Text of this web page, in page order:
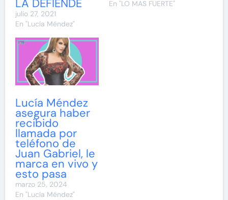
LA DEFIENDE
julio 27, 2021
En "Lucía Méndez"
En "LO MAS FUERTE"
Lucía Méndez
asegura haber
recibido
llamada por
teléfono de
Juan Gabriel, le
marca en vivo y
esto pasa
marzo 25, 2024
En "Lucía Méndez"